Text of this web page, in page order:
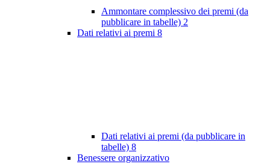
Ammontare complessivo dei premi (da
pubblicare in tabelle) 2
Dati relativi ai premi 8
Dati relativi ai premi (da pubblicare in
tabelle) 8
Benessere organizzativo